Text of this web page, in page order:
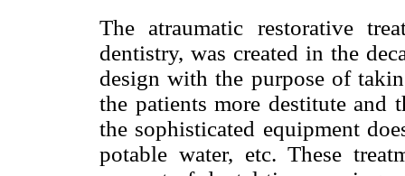
The atraumatic restorative
dentistry, was created in the
design with the purpose of
the patients more destitute and
the sophisticated equipment
potable water, etc. These